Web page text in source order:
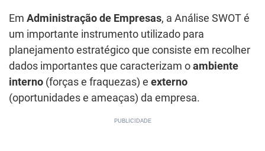
Em Administração de Empresas, a Análise SWOT é
um importante instrumento utilizado para
planejamento estratégico que consiste em recolher
dados importantes que caracterizam o ambiente
interno (forças e fraquezas) e externo
(oportunidades e ameaças) da empresa.